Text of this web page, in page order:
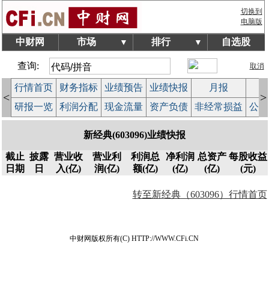
切换到
电脑版
中财网 市场 ▼ 排行 ▼ 自选股
查询: 取消
<
行情首页 财务指标 业绩预告 业绩快报 月报
研报一览
利润分配 现金流量 资产负债 非经常损益 公
>
新经典(603096)业绩快报
截止
日期
披露
日
营业收
入(亿)
营业利
润(亿)
利润总
额(亿)
净利润
(亿)
总资产
(亿)
每股收益
(元)
转至新经典（603096）行情首页
中财网版权所有(C) HTTP://WWW.CFi.CN